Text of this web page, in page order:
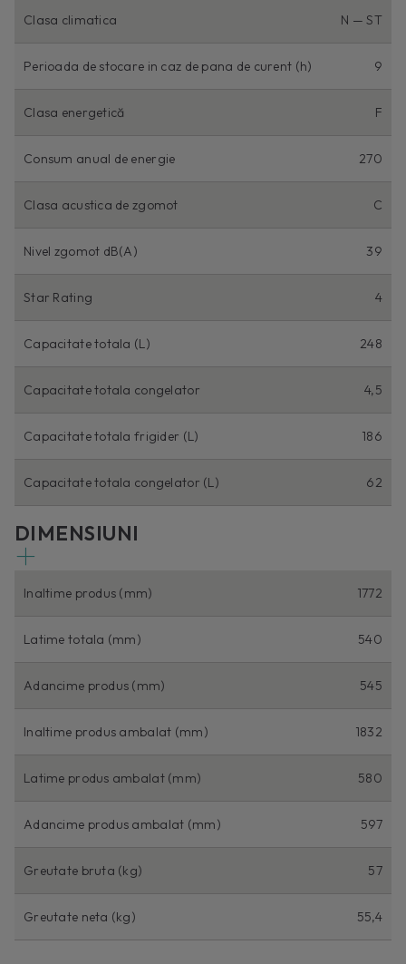
Clasa climatica N — ST
Perioada de stocare in caz de pana de curent (h) 9
Clasa energetică F
Consum anual de energie 270
Clasa acustica de zgomot C
Nivel zgomot dB(A) 39
Star Rating 4
Capacitate totala (L) 248
Capacitate totala congelator 4,5
Capacitate totala frigider (L) 186
Capacitate totala congelator (L) 62
DIMENSIUNI
Inaltime produs (mm) 1772
Latime totala (mm) 540
Adancime produs (mm) 545
Inaltime produs ambalat (mm) 1832
Latime produs ambalat (mm) 580
Adancime produs ambalat (mm) 597
Greutate bruta (kg) 57
Greutate neta (kg) 55,4